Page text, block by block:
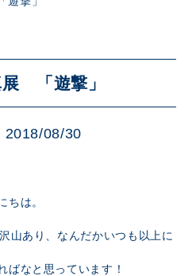
「遊撃」
2018/08/30
ちは。
山あり、なんだかいつも以上に
ばなと思っています！